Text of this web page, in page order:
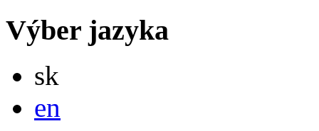
Výber jazyka
sk
en